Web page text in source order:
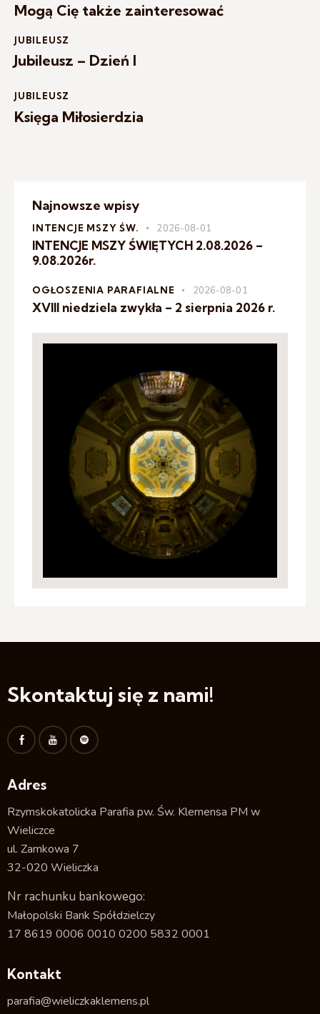
Mogą Cię także zainteresować
JUBILEUSZ
Jubileusz – Dzień I
JUBILEUSZ
Księga Miłosierdzia
Najnowsze wpisy
INTENCJE MSZY ŚW. 2026-08-01
INTENCJE MSZY ŚWIĘTYCH 2.08.2026 –
9.08.2026r.
OGŁOSZENIA PARAFIALNE 2026-08-01
XVIII niedziela zwykła – 2 sierpnia 2026 r.
Skontaktuj się z nami!
Adres
Rzymskokatolicka Parafia pw. Św. Klemensa PM w
Wieliczce
ul. Zamkowa 7
32-020 Wieliczka
Nr rachunku bankowego:
Małopolski Bank Spółdzielczy
17 8619 0006 0010 0200 5832 0001
Kontakt
parafia@wieliczkaklemens.pl